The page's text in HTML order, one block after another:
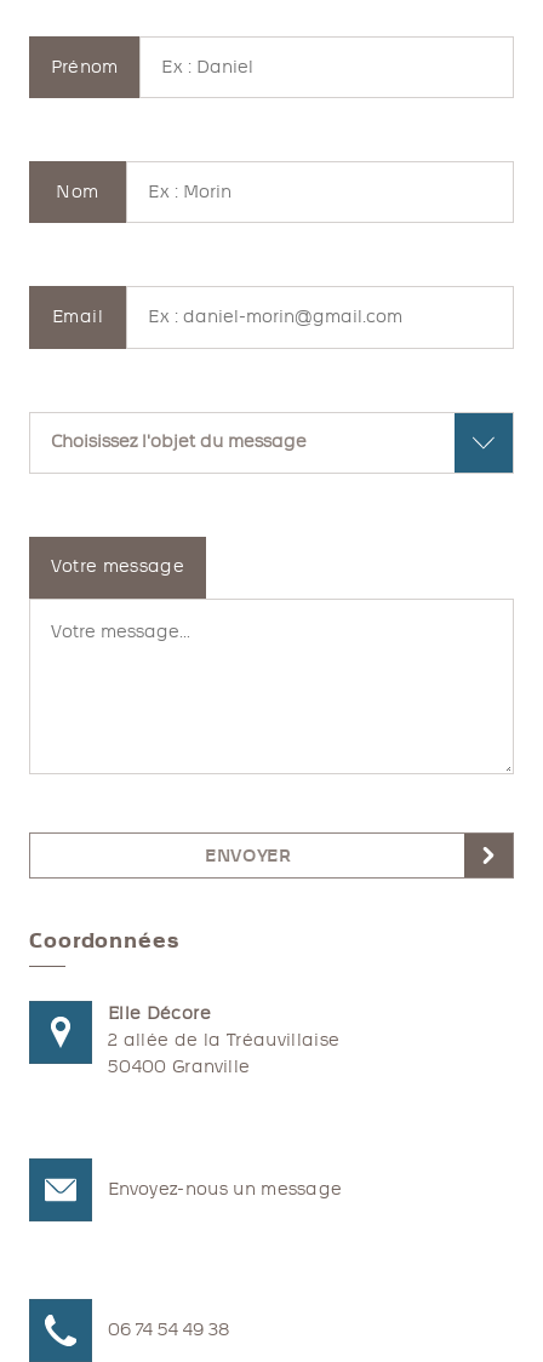
Prénom
Nom
Email
Votre message
ENVOYER
Coordonnées
Elle Décore
2 allée de la Tréauvillaise
50400 Granville
Envoyez-nous un message
06 74 54 49 38